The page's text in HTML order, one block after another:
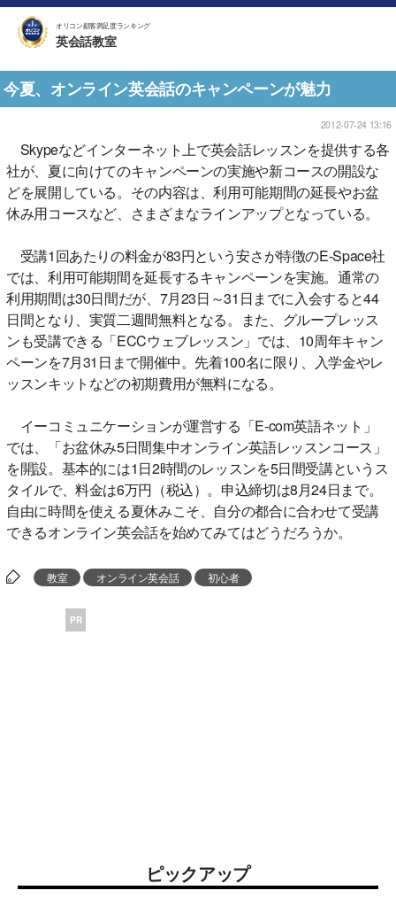
オリコン顧客満足度ランキング
英会話教室
今夏、オンライン英会話のキャンペーンが魅力
2012-07-24 13:16
Skypeなどインターネット上で英会話レッスンを提供する各
社が、夏に向けてのキャンペーンの実施や新コースの開設な
どを展開している。その内容は、利用可能期間の延長やお盆
休み用コースなど、さまざまなラインアップとなっている。
受講1回あたりの料金が83円という安さが特徴のE-Space社
では、利用可能期間を延長するキャンペーンを実施。通常の
利用期間は30日間だが、7月23日～31日までに入会すると44
日間となり、実質二週間無料となる。また、グループレッス
ンも受講できる「ECCウェブレッスン」では、10周年キャン
ペーンを7月31日まで開催中。先着100名に限り、入学金やレ
ッスンキットなどの初期費用が無料になる。
イーコミュニケーションが運営する「E-com英語ネット」
では、「お盆休み5日間集中オンライン英語レッスンコース」
を開設。基本的には1日2時間のレッスンを5日間受講というス
タイルで、料金は6万円（税込）。申込締切は8月24日まで。
自由に時間を使える夏休みこそ、自分の都合に合わせて受講
できるオンライン英会話を始めてみてはどうだろうか。
教室 オンライン英会話 初心者
PR
ピックアップ